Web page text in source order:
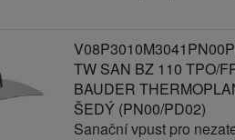
TW SAN BZ 110 TPO/
BAUDER
ŠEDÝ (PN00/PD02)
Sanační vpust pro